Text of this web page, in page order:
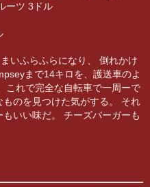
ーツ 3ドル
いふらふらになり、 倒れかけ
まで14キロを、護送車のよ
これで完全な自転車で一周ーで
のを見つけた気がする。 それ
いい味だ。 チーズバーガーも